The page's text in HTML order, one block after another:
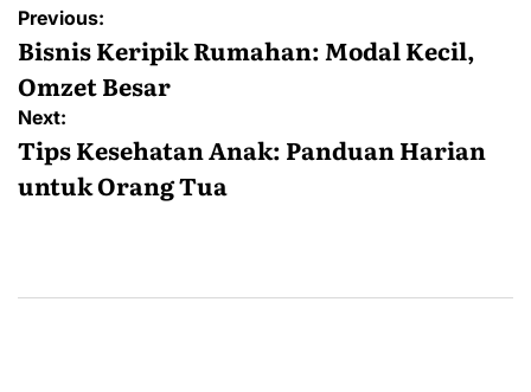
Post
navigation
Previous:
Bisnis Keripik Rumahan: Modal Kecil,
Omzet Besar
Next:
Tips Kesehatan Anak: Panduan Harian
untuk Orang Tua